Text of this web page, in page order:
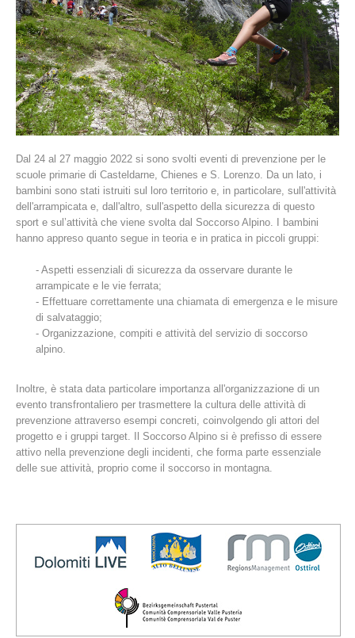
La storia
Stazioni del soccorso alpino
Dal 24 al 27 maggio 2022 si sono svolti eventi di prevenzione per le
scuole primarie di Casteldarne, Chienes e S. Lorenzo. Da un lato, i
bambini sono stati istruiti sul loro territorio e, in particolare, sull'attività
dell'arrampicata e, dall'altro, sull'aspetto della sicurezza di questo
sport e sul’attività che viene svolta dal Soccorso Alpino. I bambini
hanno appreso quanto segue in teoria e in pratica in piccoli gruppi:
- Aspetti essenziali di sicurezza da osservare durante le
arrampicate e le vie ferrata;
- Effettuare correttamente una chiamata di emergenza e le misure
di salvataggio;
- Organizzazione, compiti e attività del servizio di soccorso
alpino.
Inoltre, è stata data particolare importanza all'organizzazione di un
evento transfrontaliero per trasmettere la cultura delle attività di
prevenzione attraverso esempi concreti, coinvolgendo gli attori del
progetto e i gruppi target. Il Soccorso Alpino si è prefisso di essere
attivo nella prevenzione degli incidenti, che forma parte essenziale
delle sue attività, proprio come il soccorso in montagna.